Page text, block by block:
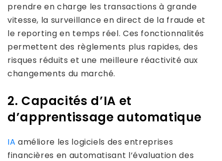
prendre en charge les transactions à grande
vitesse, la surveillance en direct de la fraude et
le reporting en temps réel. Ces fonctionnalités
permettent des règlements plus rapides, des
risques réduits et une meilleure réactivité aux
changements du marché.
2. Capacités d’IA et
d’apprentissage automatique
IA améliore les logiciels des entreprises
financières en automatisant l’évaluation des